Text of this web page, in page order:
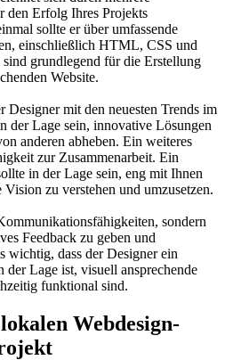
den Erfolg Ihres Projekts
sollte er über umfassende
einschließlich HTML, CSS und
grundlegend für die Erstellung
Website.
Designer mit den neuesten Trends im
der Lage sein, innovative Lösungen
anderen abheben. Ein weiteres
zur Zusammenarbeit. Ein
in der Lage sein, eng mit Ihnen
zu verstehen und umzusetzen.
sondern
Feedback zu geben und
wichtig, dass der Designer ein
Lage ist, visuell ansprechende
funktional sind.
Webdesign-